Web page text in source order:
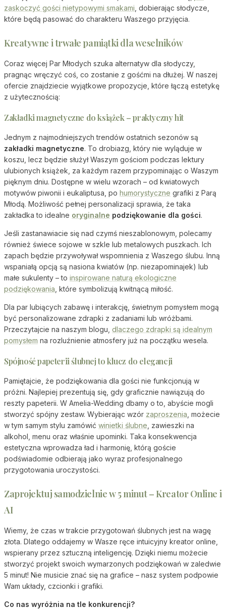
zaskoczyć gości nietypowymi smakami , dobierając słodycze,
które będą pasować do charakteru Waszego przyjęcia.
Kreatywne i trwałe pamiątki dla weselników
Coraz więcej Par Młodych szuka alternatyw dla słodyczy,
pragnąc wręczyć coś, co zostanie z gośćmi na dłużej. W naszej
ofercie znajdziecie wyjątkowe propozycje, które łączą estetykę
z użytecznością:
Zakładki magnetyczne do książek – praktyczny hit
Jednym z najmodniejszych trendów ostatnich sezonów są
zakładki magnetyczne. To drobiazg, który nie wyląduje w
koszu, lecz będzie służył Waszym gościom podczas lektury
ulubionych książek, za każdym razem przypominając o Waszym
pięknym dniu. Dostępne w wielu wzorach – od kwiatowych
motywów piwonii i eukaliptusa, po humorystyczne grafiki z Parą
Młodą. Możliwość pełnej personalizacji sprawia, że taka
zakładka to idealne oryginalne podziękowanie dla gości.
Jeśli zastanawiacie się nad czymś nieszablonowym, polecamy
również świece sojowe w szkle lub metalowych puszkach. Ich
zapach będzie przywoływał wspomnienia z Waszego ślubu. Inną
wspaniałą opcją są nasiona kwiatów (np. niezapominajek) lub
małe sukulenty – to inspirowane naturą ekologiczne
podziękowania , które symbolizują kwitnącą miłość.
Dla par lubiących zabawę i interakcję, świetnym pomysłem mogą
być personalizowane zdrapki z zadaniami lub wróżbami.
Przeczytajcie na naszym blogu, dlaczego zdrapki są idealnym
pomysłem na rozluźnienie atmosfery już na początku wesela.
Spójność papeterii ślubnej to klucz do elegancji
Pamiętajcie, że podziękowania dla gości nie funkcjonują w
próżni. Najlepiej prezentują się, gdy graficznie nawiązują do
reszty papeterii. W Amelia-Wedding dbamy o to, abyście mogli
stworzyć spójny zestaw. Wybierając wzór zaproszenia , możecie
w tym samym stylu zamówić winietki ślubne , zawieszki na
alkohol, menu oraz właśnie upominki. Taka konsekwencja
estetyczna wprowadza ład i harmonię, którą goście
podświadomie odbierają jako wyraz profesjonalnego
przygotowania uroczystości.
Zaprojektuj samodzielnie w 5 minut – Kreator Online i
AI
Wiemy, że czas w trakcie przygotowań ślubnych jest na wagę
złota. Dlatego oddajemy w Wasze ręce intuicyjny kreator online,
wspierany przez sztuczną inteligencję. Dzięki niemu możecie
stworzyć projekt swoich wymarzonych podziękowań w zaledwie
5 minut! Nie musicie znać się na grafice – nasz system podpowie
Wam układy, czcionki i grafiki.
Co nas wyróżnia na tle konkurencji?